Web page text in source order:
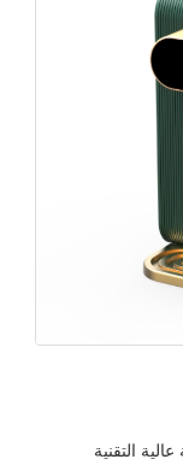
التقنية